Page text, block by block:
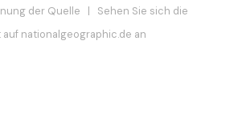
der Quelle | Sehen Sie sich die
nationalgeographic.de an